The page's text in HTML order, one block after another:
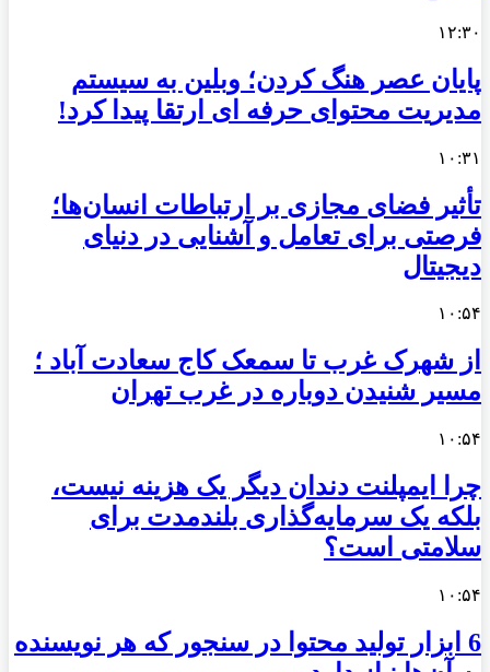
۱۲:۳۰
پایان عصر هنگ کردن؛ وبلین به سیستم
مدیریت محتوای حرفه ای ارتقا پیدا کرد!
۱۰:۳۱
تأثیر فضای مجازی بر ارتباطات انسان‌ها؛
فرصتی برای تعامل و آشنایی در دنیای
دیجیتال
۱۰:۵۴
از شهرک غرب تا سمعک کاج سعادت آباد ؛
مسیر شنیدن دوباره در غرب تهران
۱۰:۵۴
چرا ایمپلنت دندان دیگر یک هزینه نیست،
بلکه یک سرمایه‌گذاری بلندمدت برای
سلامتی است؟
۱۰:۵۴
6 ابزار تولید محتوا در سنجور که هر نویسنده